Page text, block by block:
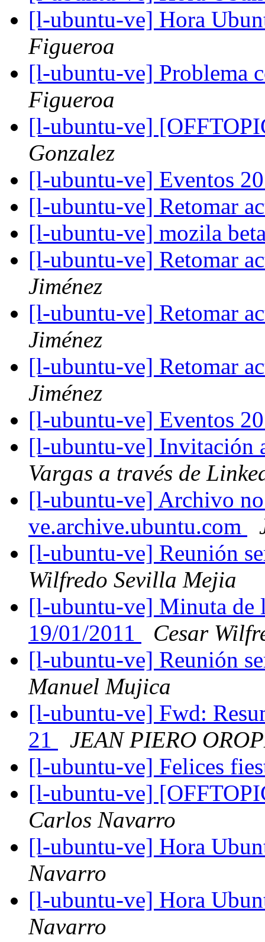
[l-ubuntu-ve] Hora
Figueroa
[l-ubuntu-ve] Problema
Figueroa
[l-ubuntu-ve]
Gonzalez
[l-ubuntu-ve] Eventos
[l-ubuntu-ve] Retomar
[l-ubuntu-ve] mozila
[l-ubuntu-ve] Retomar
Jiménez
[l-ubuntu-ve] Retomar
Jiménez
[l-ubuntu-ve] Retomar
Jiménez
[l-ubuntu-ve] Eventos
[l-ubuntu-ve] Invitación
Vargas a través de
[l-ubuntu-ve] Archivo
ve.archive.ubuntu.com
[l-ubuntu-ve] Reunión
Wilfredo Sevilla Mejia
[l-ubuntu-ve] Minuta de
19/01/2011
Cesar
[l-ubuntu-ve] Reunión
Manuel Mujica
[l-ubuntu-ve] Fwd:
21
JEAN PIERO
[l-ubuntu-ve] Felices
[l-ubuntu-ve]
Carlos Navarro
[l-ubuntu-ve] Hora
Navarro
[l-ubuntu-ve] Hora
Navarro